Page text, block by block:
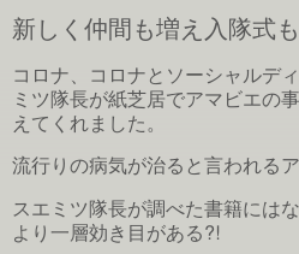
新しく仲間も増え入隊式
コロナ、コロナとソーシャルデ
ミツ隊長が紙芝居でアマビエの
えてくれました。
流行りの病気が治ると言われる
スエミツ隊長が調べた書籍には
より一層効き目がある⁈